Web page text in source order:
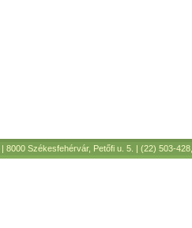
| 8000 Székesfehérvár, Petőfi u. 5. | (22) 503-